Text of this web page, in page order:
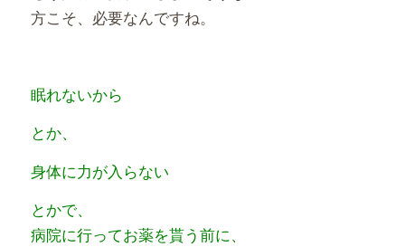
方こそ、必要なんですね。
眠れないから
とか、
身体に力が入らない
とかで、
病院に行ってお薬を貰う前に、